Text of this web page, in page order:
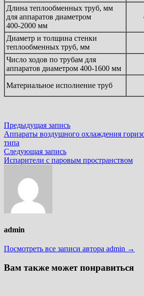
Длина теплообменных труб, мм
для аппаратов диаметром
400-2000 мм
Диаметр и толщина стенки
теплообменных труб, мм
Число ходов по трубам для
аппаратов диаметром 400-1600 мм
Материальное исполнение труб
Навигация
по
записям
Предыдущая записьПредыдущая
запись:
Аппараты воздушного охлаждения
типа
Следующая записьСледующая
запись:
Испарители с паровым пространством
admin
Посмотреть все записи автора admin →
Вам также может понравиться